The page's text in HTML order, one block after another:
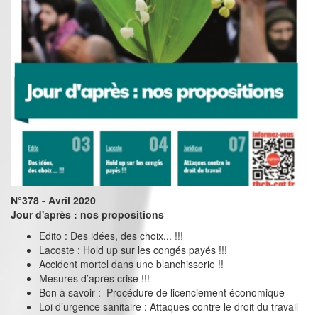
N°378 - Avril 2020
Jour d'après : nos propositions
Edito : Des idées, des choix... !!!
Lacoste : Hold up sur les congés payés !!!
Accident mortel dans une blanchisserie !!
Mesures d’après crise !!!
Bon à savoir : Procédure de licenciement économique
Loi d’urgence sanitaire : Attaques contre le droit du travail